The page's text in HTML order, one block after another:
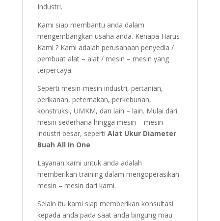
Industri.
Kami siap membantu anda dalam
mengembangkan usaha anda. Kenapa Harus
Kami ? Kami adalah perusahaan penyedia /
pembuat alat – alat / mesin – mesin yang
terpercaya.
Seperti mesin-mesin industri, pertanian,
perikanan, peternakan, perkebunan,
konstruksi, UMKM, dan lain – lain. Mulai dari
mesin sederhana hingga mesin – mesin
industri besar, seperti Alat Ukur Diameter
Buah All In One
Layanan kami untuk anda adalah
memberikan training dalam mengoperasikan
mesin – mesin dari kami.
Selain itu kami siap memberikan konsultasi
kepada anda pada saat anda bingung mau